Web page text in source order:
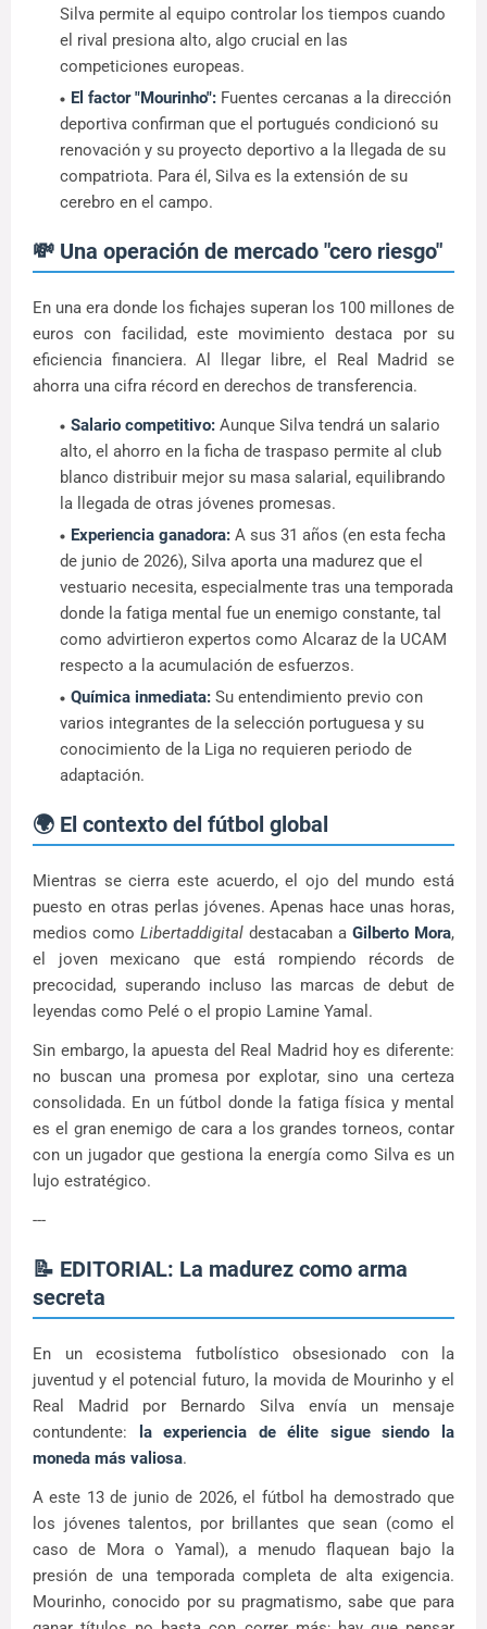
Silva permite al equipo controlar los tiempos cuando
el rival presiona alto, algo crucial en las
competiciones europeas.
El factor "Mourinho": Fuentes cercanas a la dirección
deportiva confirman que el portugués condicionó su
renovación y su proyecto deportivo a la llegada de su
compatriota. Para él, Silva es la extensión de su
cerebro en el campo.
💸 Una operación de mercado "cero riesgo"
En una era donde los fichajes superan los 100 millones de
euros con facilidad, este movimiento destaca por su
eficiencia financiera. Al llegar libre, el Real Madrid se
ahorra una cifra récord en derechos de transferencia.
Salario competitivo: Aunque Silva tendrá un salario
alto, el ahorro en la ficha de traspaso permite al club
blanco distribuir mejor su masa salarial, equilibrando
la llegada de otras jóvenes promesas.
Experiencia ganadora: A sus 31 años (en esta fecha
de junio de 2026), Silva aporta una madurez que el
vestuario necesita, especialmente tras una temporada
donde la fatiga mental fue un enemigo constante, tal
como advirtieron expertos como Alcaraz de la UCAM
respecto a la acumulación de esfuerzos.
Química inmediata: Su entendimiento previo con
varios integrantes de la selección portuguesa y su
conocimiento de la Liga no requieren periodo de
adaptación.
🌍 El contexto del fútbol global
Mientras se cierra este acuerdo, el ojo del mundo está
puesto en otras perlas jóvenes. Apenas hace unas horas,
medios como Libertaddigital destacaban a Gilberto Mora,
el joven mexicano que está rompiendo récords de
precocidad, superando incluso las marcas de debut de
leyendas como Pelé o el propio Lamine Yamal.
Sin embargo, la apuesta del Real Madrid hoy es diferente:
no buscan una promesa por explotar, sino una certeza
consolidada. En un fútbol donde la fatiga física y mental
es el gran enemigo de cara a los grandes torneos, contar
con un jugador que gestiona la energía como Silva es un
lujo estratégico.
---
📝 EDITORIAL: La madurez como arma
secreta
En un ecosistema futbolístico obsesionado con la
juventud y el potencial futuro, la movida de Mourinho y el
Real Madrid por Bernardo Silva envía un mensaje
contundente:
la experiencia de élite sigue siendo la
moneda más valiosa.
A este 13 de junio de 2026, el fútbol ha demostrado que
los jóvenes talentos, por brillantes que sean (como el
caso de Mora o Yamal), a menudo flaquean bajo la
presión de una temporada completa de alta exigencia.
Mourinho, conocido por su pragmatismo, sabe que para